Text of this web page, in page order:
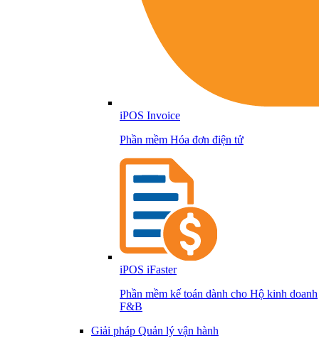
iPOS Invoice
Phần mềm Hóa đơn điện tử
iPOS iFaster
Phần mềm kế toán dành cho Hộ kinh doanh
F&B
Giải pháp Quản lý vận hành